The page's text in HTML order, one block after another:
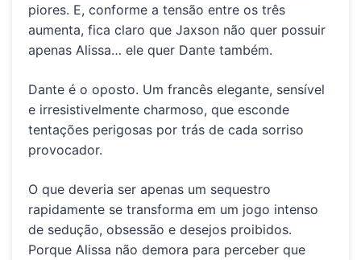
piores. E, conforme a tensão entre os três
aumenta, fica claro que Jaxson não quer possuir
apenas Alissa… ele quer Dante também.
Dante é o oposto. Um francês elegante, sensível
e irresistivelmente charmoso, que esconde
tentações perigosas por trás de cada sorriso
provocador.
O que deveria ser apenas um sequestro
rapidamente se transforma em um jogo intenso
de sedução, obsessão e desejos proibidos.
Porque Alissa não demora para perceber que